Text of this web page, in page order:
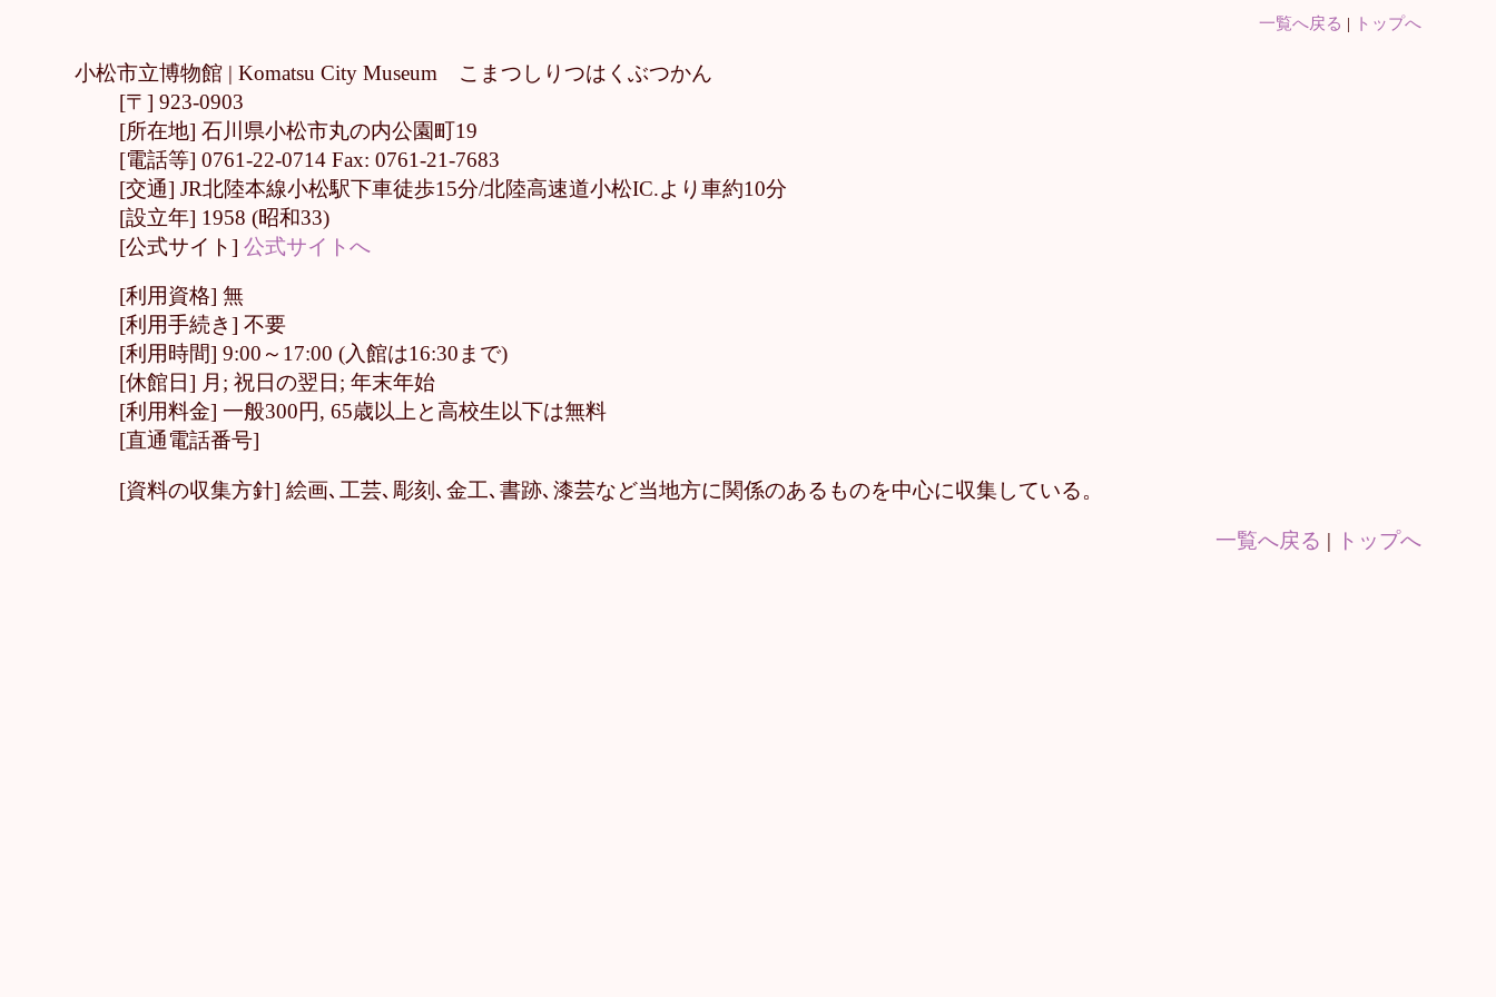
一覧へ戻る | トップへ
小松市立博物館 |Komatsu City Museum こまつしりつはくぶつかん
[〒] 923-0903
[所在地] 石川県小松市丸の内公園町19
[電話等] 0761-22-0714 Fax: 0761-21-7683
[交通] JR北陸本線小松駅下車徒歩15分/北陸高速道小松IC.より車約10分
[設立年] 1958 (昭和33)
[公式サイト]公式サイトへ
[利用資格] 無
[利用手続き] 不要
[利用時間] 9:00～17:00 (入館は16:30まで)
[休館日] 月; 祝日の翌日; 年末年始
[利用料金] 一般300円, 65歳以上と高校生以下は無料
[直通電話番号]
[資料の収集方針] 絵画､工芸､彫刻､金工､書跡､漆芸など当地方に関係のあるものを中心に収集している。
一覧へ戻る | トップへ